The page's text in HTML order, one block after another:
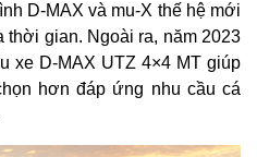
D-MAX và mu-X thế hệ mới
thời gian. Ngoài ra, năm 2023
xe D-MAX UTZ 4×4 MT giúp
hơn đáp ứng nhu cầu cá